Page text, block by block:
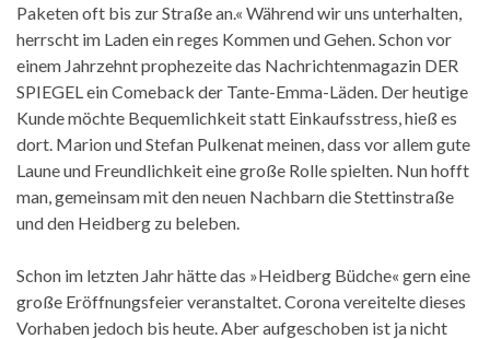
Paketen oft bis zur Straße an.« Während wir uns unterhalten,
herrscht im Laden ein reges Kommen und Gehen. Schon vor
einem Jahrzehnt prophezeite das Nachrichtenmagazin DER
SPIEGEL ein Comeback der Tante-Emma-Läden. Der heutige
Kunde möchte Bequemlichkeit statt Einkaufsstress, hieß es
dort. Marion und Stefan Pulkenat meinen, dass vor allem gute
Laune und Freundlichkeit eine große Rolle spielten. Nun hofft
man, gemeinsam mit den neuen Nachbarn die Stettinstraße
und den Heidberg zu beleben.
Schon im letzten Jahr hätte das »Heidberg Büdche« gern eine
große Eröffnungsfeier veranstaltet. Corona vereitelte dieses
Vorhaben jedoch bis heute. Aber aufgeschoben ist ja nicht